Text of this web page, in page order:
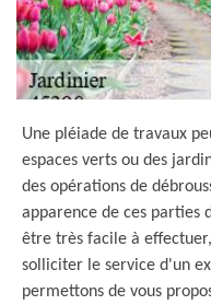
Une pléiade de travaux
espaces verts ou des
des opérations de
apparence de ces parties
être très facile à
solliciter le service d'un
permettons de vous